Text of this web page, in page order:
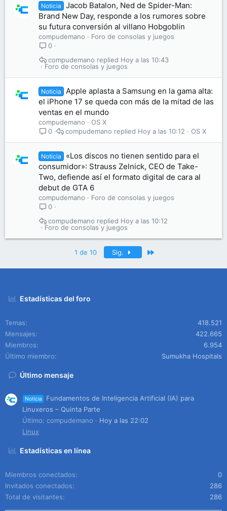
Noticia
Jacob Batalon, Ned de Spider-Man:
Brand New Day, responde a los rumores sobre
su futura conversión al villano Hobgoblin
compudemano
Foro de consolas y juegos
0
Foro de consolas y juegos
Hoy a las 10:43
compudemano
Noticia
Apple aplasta a Samsung en la gama alta:
el iPhone 17 se queda con más de la mitad de las
ventas en el mundo
compudemano
OS X
0
OS X
Hoy a las 10:12
compudemano
Noticia
«Los discos no tienen sentido para el
consumidor»: Strauss Zelnick, CEO de Take-
Two, defiende así el formato digital de cara al
debut de GTA 6
compudemano
Foro de consolas y juegos
0
Foro de consolas y juegos
Hoy a las 10:12
compudemano
1 de 10 Sig.
Estadísticas del foro
Temas
418.521
Mensajes
422.665
Miembros
6.954
Último miembro
Sumukha Hospitals
Último mensaje
Noticia
Fundamentos de Inteligencia Artificial (IA) para
Linuxeros – Quinta Parte
Último: compudemano
Hoy a las 22:02
Linux
Estadísticas en línea
Miembros conectados
0
Invitados conectados
286
Total de visitantes
286